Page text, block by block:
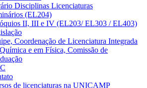
Disciplinas Licenciaturas
(EL204)
II, III e IV (EL203/ EL303 / EL403)
Coordenação de Licenciatura Integrada
e em Física, Comissão de
de licenciaturas na UNICAMP